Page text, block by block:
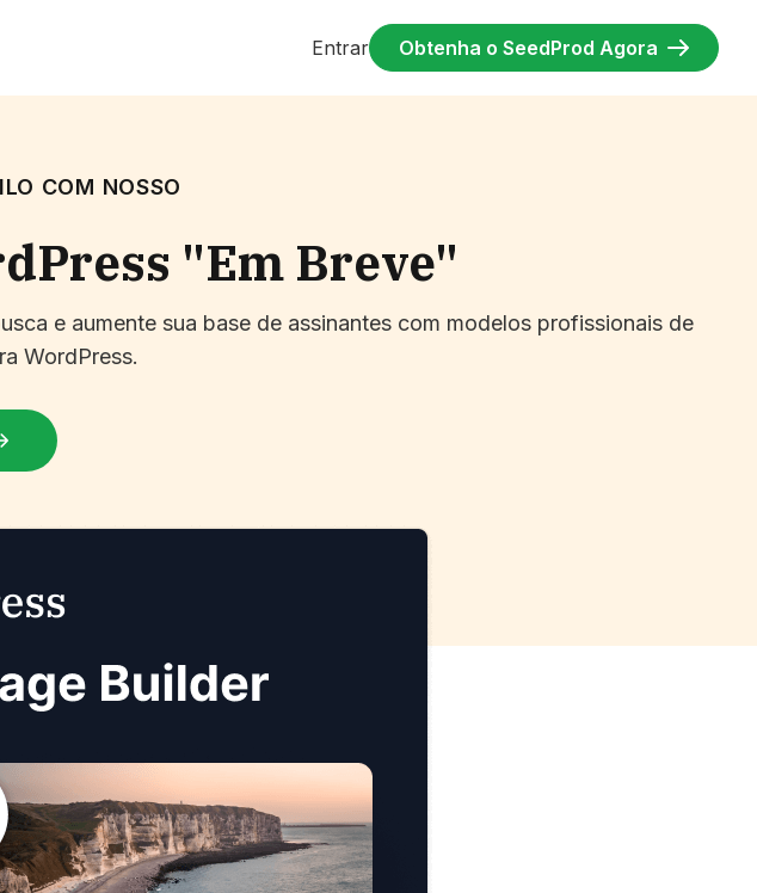
Entrar Obtenha o SeedProd Agora
COM NOSSO
"Em Breve"
e aumente sua base de assinantes com modelos profissionais de
WordPress.